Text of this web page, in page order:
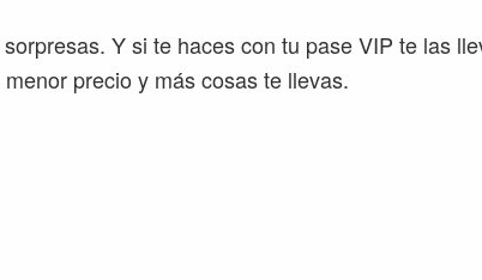
Y si te haces con tu pase VIP te las
precio y más cosas te llevas.